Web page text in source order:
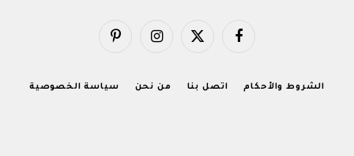
فيسبوك X
الانستغرامبينتيريست
الشروط والأحكام اتصل بنا من نحن سياسة الخصوصية